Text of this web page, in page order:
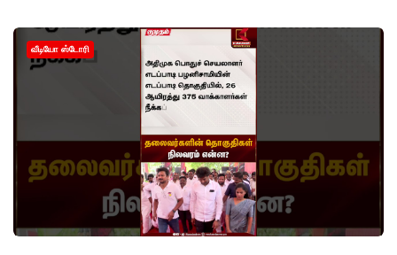
வீடியோ ஸ்டோரி